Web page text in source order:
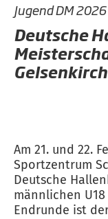
Jugend DM 2026
Deutsche
Am 21. und 22.
Sportzentrum
Deutsche
männlichen
Endrunde ist